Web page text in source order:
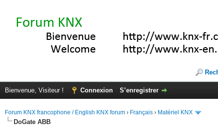
Bienvenue, Visiteur ! Connexion S’enregistrer
Forum KNX francophone / English KNX forum › Français › Matériel KNX
DoGate ABB